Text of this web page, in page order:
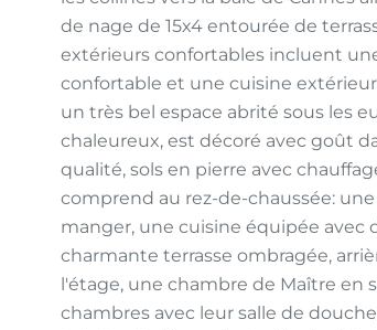
de nage de 15x4 entourée de
extérieurs confortables incluent
confortable et une cuisine
un très bel espace abrité sous les
chaleureux, est décoré avec goût
qualité, sols en pierre avec
comprend au rez-de-chaussée:
manger, une cuisine équipée avec
charmante terrasse ombragée,
l'étage, une chambre de Maître en
chambres avec leur salle de